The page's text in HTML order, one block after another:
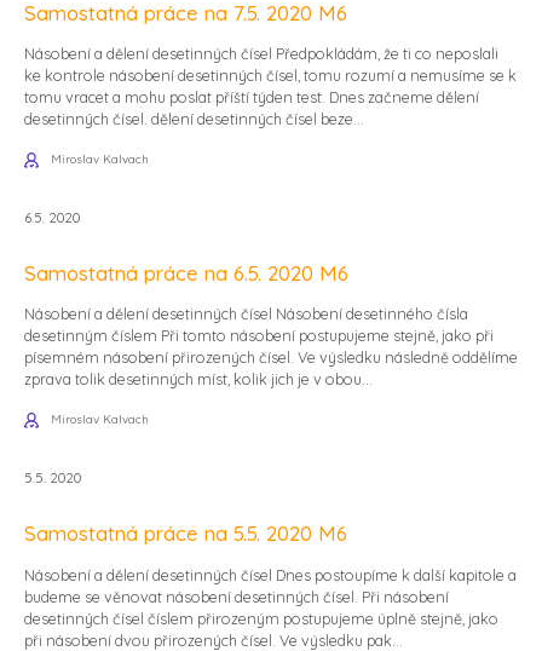
Samostatná práce na 7.5. 2020 M6
Násobení a dělení desetinných čísel Předpokládám, že ti co neposlali
ke kontrole násobení desetinných čísel, tomu rozumí a nemusíme se k
tomu vracet a mohu poslat příští týden test. Dnes začneme dělení
desetinných čísel. dělení desetinných čísel beze...
Miroslav Kalvach
6.5. 2020
Samostatná práce na 6.5. 2020 M6
Násobení a dělení desetinných čísel Násobení desetinného čísla
desetinným číslem Při tomto násobení postupujeme stejně, jako při
písemném násobení přirozených čísel. Ve výsledku následně oddělíme
zprava tolik desetinných míst, kolik jich je v obou...
Miroslav Kalvach
5.5. 2020
Samostatná práce na 5.5. 2020 M6
Násobení a dělení desetinných čísel Dnes postoupíme k další kapitole a
budeme se věnovat násobení desetinných čísel. Při násobení
desetinných čísel číslem přirozeným postupujeme úplně stejně, jako
při násobení dvou přirozených čísel. Ve výsledku pak...